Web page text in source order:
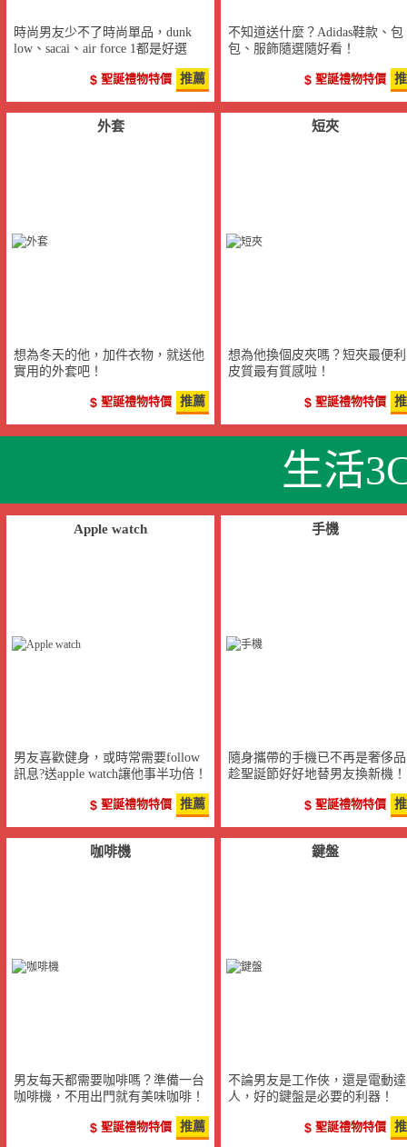
時尚男友少不了時尚單品，dunk
low、sacai、air force 1都是好選
聖誕禮物特價
推薦
不知道送什麼？Adidas鞋款、包
包、服飾隨選隨好看！
聖誕禮物特價
外套
想為冬天的他，加件衣物，就送他
實用的外套吧！
聖誕禮物特價 推薦
短夾
想為他換個皮夾嗎？短夾最便
皮質最有質感啦！
聖誕禮物特價
生活
Apple watch
男友喜歡健身，或時常需要follow
訊息?送apple watch讓他事半功倍！
聖誕禮物特價 推薦
手機
隨身攜帶的手機已不再是奢侈
趁聖誕節好好地替男友換新機！
聖誕禮物特價
咖啡機
男友每天都需要咖啡嗎？準備一台
咖啡機，不用出門就有美味咖啡！
聖誕禮物特價 推薦
鍵盤
不論男友是工作俠，還是電動達
人，好的鍵盤是必要的利器！
聖誕禮物特價